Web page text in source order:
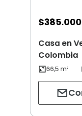
$
Casa en
Colombia